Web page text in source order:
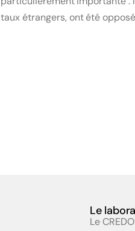
étrangers, ont été
Le
Le CREDO